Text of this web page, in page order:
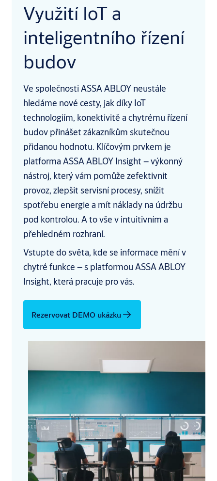
Využití IoT a
inteligentního řízení
budov
Ve společnosti ASSA ABLOY neustále
hledáme nové cesty, jak díky IoT
technologiím, konektivitě a chytrému řízení
budov přinášet zákazníkům skutečnou
přidanou hodnotu. Klíčovým prvkem je
platforma ASSA ABLOY Insight – výkonný
nástroj, který vám pomůže zefektivnit
provoz, zlepšit servisní procesy, snížit
spotřebu energie a mít náklady na údržbu
pod kontrolou. A to vše v intuitivním a
přehledném rozhraní.
Vstupte do světa, kde se informace mění v
chytré funkce – s platformou ASSA ABLOY
Insight, která pracuje pro vás.
Rezervovat DEMO ukázku